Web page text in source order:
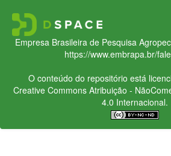
Empresa Brasileira de Pesquisa
https://www.embrapa.br/
O conteúdo do repositório está
Creative CommonsAtribuição -
4.0 Internacional.